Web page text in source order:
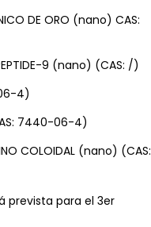
DE ORO (nano) CAS:
9 (nano) (CAS: /)
4)
7440-06-4)
COLOIDAL (nano) (CAS:
prevista para el 3er